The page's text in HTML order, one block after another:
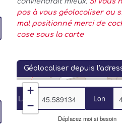
pas à vous géolocaliser ou
mal positionné merci de
case sous la carte
Géolocaliser depuis
Lat Lon
Déplacez moi si besoin
+
−